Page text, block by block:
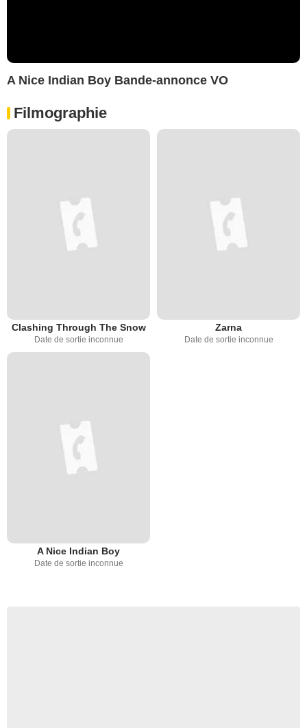
A Nice Indian Boy Bande-annonce VO
Filmographie
Clashing Through The Snow
Date de sortie inconnue
Zarna
Date de sortie inconnue
A Nice Indian Boy
Date de sortie inconnue